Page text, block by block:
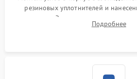
резиновых уплотнителей и
смазки. Заполнение внутреннего
осушенным азотом для
Подробнее